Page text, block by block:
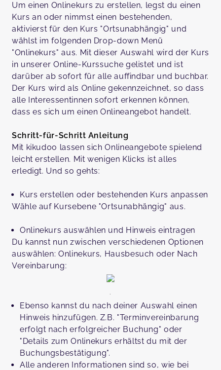
Um einen Onlinekurs zu erstellen, legst du einen
Kurs an oder nimmst einen bestehenden,
aktivierst für den Kurs "Ortsunabhängig" und
wählst im folgenden Drop-down Menü
"Onlinekurs" aus. Mit dieser Auswahl wird der Kurs
in unserer Online-Kurssuche gelistet und ist
darüber ab sofort für alle auffindbar und buchbar.
Der Kurs wird als Online gekennzeichnet, so dass
alle Interessentinnen sofort erkennen können,
dass es sich um einen Onlineangebot handelt.
Schritt-für-Schritt Anleitung
Mit kikudoo lassen sich Onlineangebote spielend
leicht erstellen. Mit wenigen Klicks ist alles
erledigt. Und so gehts:
Kurs erstellen oder bestehenden Kurs anpassen
Wähle auf Kursebene "Ortsunabhängig" aus.
Onlinekurs auswählen und Hinweis eintragen
Du kannst nun zwischen verschiedenen Optionen
auswählen: Onlinekurs, Hausbesuch oder Nach
Vereinbarung:
.
Ebenso kannst du nach deiner Auswahl einen
Hinweis hinzufügen. Z.B. "Terminvereinbarung
erfolgt nach erfolgreicher Buchung" oder
"Details zum Onlinekurs erhältst du mit der
Buchungsbestätigung".
Alle anderen Informationen sind so, wie bei